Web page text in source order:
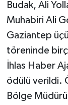
Budak, Ali
Muhabiri Ali
Gaziantep
töreninde
İhlas Haber
ödülü verildi.
Bölge